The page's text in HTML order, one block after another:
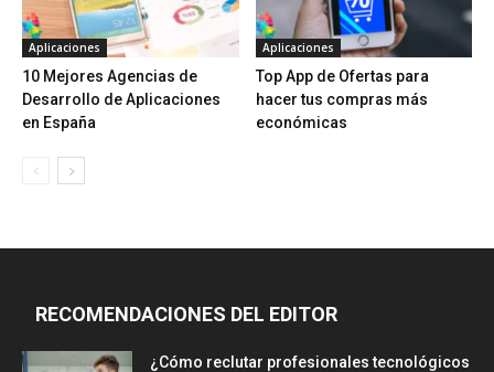
Aplicaciones
10 Mejores Agencias de
Desarrollo de Aplicaciones
en España
Aplicaciones
Top App de Ofertas para
hacer tus compras más
económicas
RECOMENDACIONES DEL EDITOR
¿Cómo reclutar profesionales tecnológicos